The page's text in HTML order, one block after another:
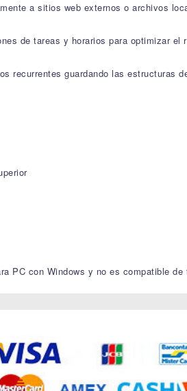
a sitios web externos o archivos
de tareas y horarios para optimizar el
recurrentes guardando las estructuras
PC con Windows y no es compatible